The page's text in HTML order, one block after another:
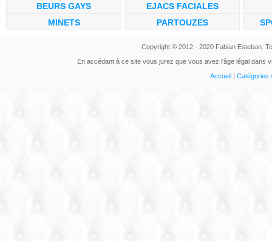
BEURS GAYS
EJACS FACIALES
MINETS
PARTOUZES
Copyright © 2012 - 2020 Fabian Esteban.
En accédant à ce site vous jurez que vous avez l'âge légal dans
Accueil| Catégories